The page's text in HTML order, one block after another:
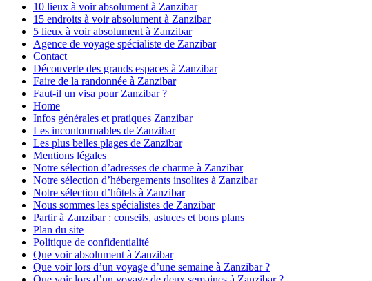
10 lieux à voir absolument à Zanzibar
15 endroits à voir absolument à Zanzibar
5 lieux à voir absolument à Zanzibar
Agence de voyage spécialiste de Zanzibar
Contact
Découverte des grands espaces à Zanzibar
Faire de la randonnée à Zanzibar
Faut-il un visa pour Zanzibar ?
Home
Infos générales et pratiques Zanzibar
Les incontournables de Zanzibar
Les plus belles plages de Zanzibar
Mentions légales
Notre sélection d’adresses de charme à Zanzibar
Notre sélection d’hébergements insolites à Zanzibar
Notre sélection d’hôtels à Zanzibar
Nous sommes les spécialistes de Zanzibar
Partir à Zanzibar : conseils, astuces et bons plans
Plan du site
Politique de confidentialité
Que voir absolument à Zanzibar
Que voir lors d’un voyage d’une semaine à Zanzibar ?